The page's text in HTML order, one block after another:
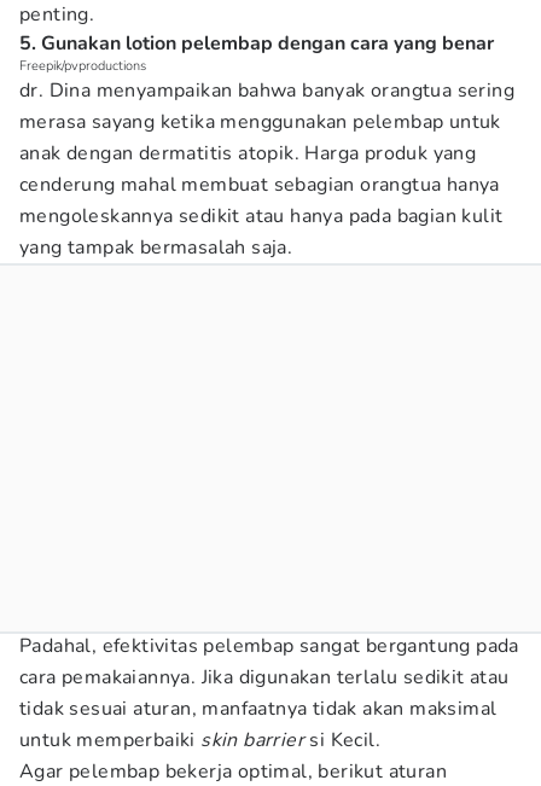
penting.
5. Gunakan lotion pelembap dengan cara yang benar
Freepik/pvproductions
dr. Dina menyampaikan bahwa banyak orangtua sering
merasa sayang ketika menggunakan pelembap untuk
anak dengan dermatitis atopik. Harga produk yang
cenderung mahal membuat sebagian orangtua hanya
mengoleskannya sedikit atau hanya pada bagian kulit
yang tampak bermasalah saja.
Padahal, efektivitas pelembap sangat bergantung pada
cara pemakaiannya. Jika digunakan terlalu sedikit atau
tidak sesuai aturan, manfaatnya tidak akan maksimal
untuk memperbaiki skin barriersi Kecil.
Agar pelembap bekerja optimal, berikut aturan